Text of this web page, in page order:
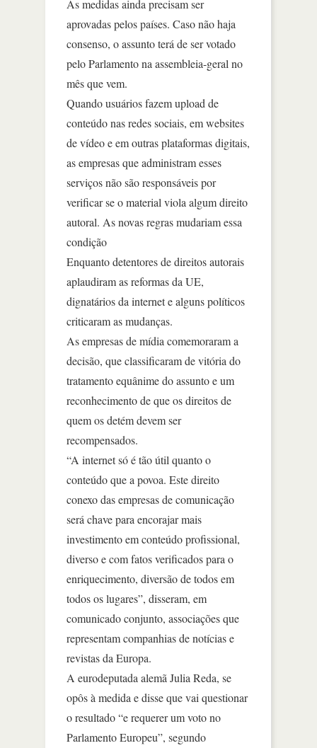
As medidas ainda precisam ser
aprovadas pelos países. Caso não haja
consenso, o assunto terá de ser votado
pelo Parlamento na assembleia-geral no
mês que vem.
Quando usuários fazem upload de
conteúdo nas redes sociais, em websites
de vídeo e em outras plataformas digitais,
as empresas que administram esses
serviços não são responsáveis por
verificar se o material viola algum direito
autoral. As novas regras mudariam essa
condição
Enquanto detentores de direitos autorais
aplaudiram as reformas da UE,
dignatários da internet e alguns políticos
criticaram as mudanças.
As empresas de mídia comemoraram a
decisão, que classificaram de vitória do
tratamento equânime do assunto e um
reconhecimento de que os direitos de
quem os detém devem ser
recompensados.
“A internet só é tão útil quanto o
conteúdo que a povoa. Este direito
conexo das empresas de comunicação
será chave para encorajar mais
investimento em conteúdo profissional,
diverso e com fatos verificados para o
enriquecimento, diversão de todos em
todos os lugares”, disseram, em
comunicado conjunto, associações que
representam companhias de notícias e
revistas da Europa.
A eurodeputada alemã Julia Reda, se
opôs à medida e disse que vai questionar
o resultado “e requerer um voto no
Parlamento Europeu”, segundo